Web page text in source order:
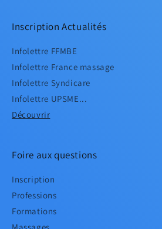
Inscription Actualités
Infolettre FFMBE
Infolettre France massage
Infolettre Syndicare
Infolettre UPSME...
Découvrir
Foire aux questions
Inscription
Professions
Formations